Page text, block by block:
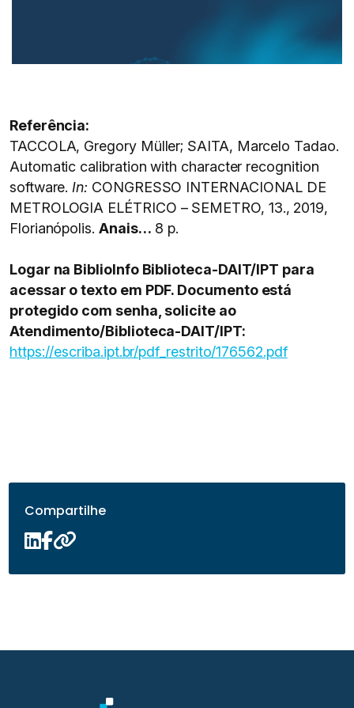
Referência:
TACCOLA, Gregory Müller; SAITA, Marcelo Tadao.
Automatic calibration with character recognition
software. In: CONGRESSO INTERNACIONAL DE
METROLOGIA ELÉTRICO – SEMETRO, 13., 2019,
Florianópolis. Anais… 8 p.
Logar na BiblioInfo Biblioteca-DAIT/IPT para
acessar o texto em PDF. Documento está
protegido com senha, solicite ao
Atendimento/Biblioteca-DAIT/IPT:
https://escriba.ipt.br/pdf_restrito/176562.pdf
Compartilhe